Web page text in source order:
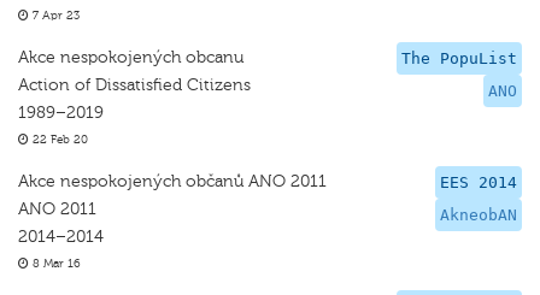
7 Apr 23
The PopuList
ANO
Akce nespokojených obcanu
Action of Dissatisfied Citizens
1989–2019
22 Feb 20
EES 2014
AkneobAN
Akce nespokojených občanů ANO 2011
ANO 2011
2014–2014
8 Mar 16